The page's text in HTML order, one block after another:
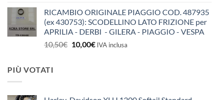
RICAMBIO ORIGINALE PIAGGIO COD. 487935
(ex 430753): SCODELLINO LATO FRIZIONE per
APRILIA - DERBI - GILERA - PIAGGIO - VESPA
10,50€ Il
10,00€IlIVA inclusa
PIÙ VOTATI